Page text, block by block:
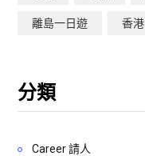
離島一日遊 香港
分類
Career 請人